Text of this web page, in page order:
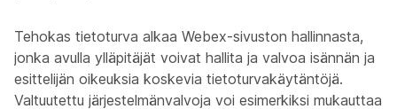
Tehokas tietoturva alkaa Webex-sivuston hallinnasta,
jonka avulla ylläpitäjät voivat hallita ja valvoa isännän ja
esittelijän oikeuksia koskevia tietoturvakäytäntöjä.
Valtuutettu järjestelmänvalvoja voi esimerkiksi mukauttaa